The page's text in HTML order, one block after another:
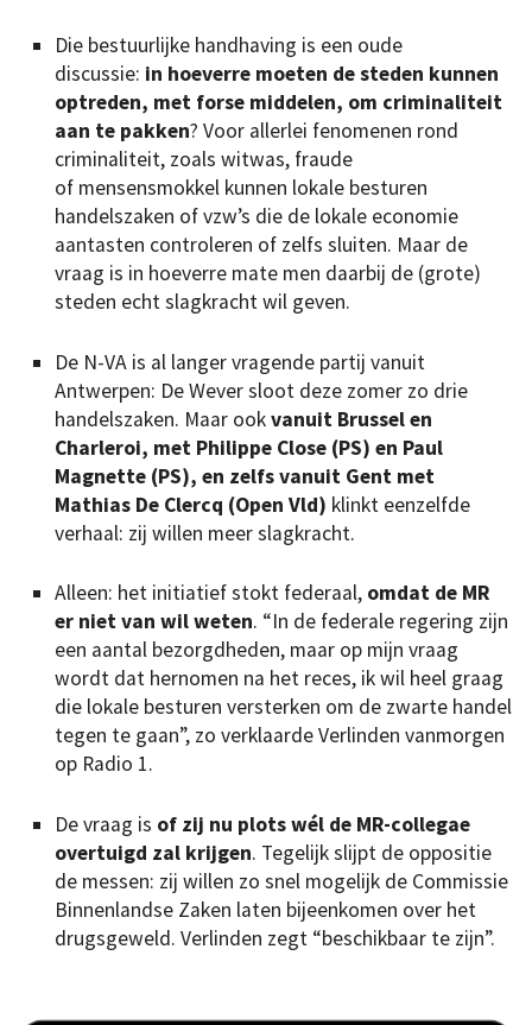
Die bestuurlijke handhaving is een oude
discussie: in hoeverre moeten de steden kunnen
optreden, met forse middelen, om criminaliteit
aan te pakken? Voor allerlei fenomenen rond
criminaliteit, zoals witwas, fraude
of mensensmokkel kunnen lokale besturen
handelszaken of vzw’s die de lokale economie
aantasten controleren of zelfs sluiten. Maar de
vraag is in hoeverre mate men daarbij de (grote)
steden echt slagkracht wil geven.
De N-VA is al langer vragende partij vanuit
Antwerpen: De Wever sloot deze zomer zo drie
handelszaken. Maar ookvanuit Brussel en
Charleroi, met Philippe Close (PS) en Paul
Magnette (PS), en zelfs vanuit Gent met
Mathias De Clercq (Open Vld) klinkt eenzelfde
verhaal: zij willen meer slagkracht.
Alleen: het initiatief stokt federaal, omdat de MR
er niet van wil weten. “In de federale regering zijn
een aantal bezorgdheden, maar op mijn vraag
wordt dat hernomen na het reces, ik wil heel graag
die lokale besturen versterken om de zwarte handel
tegen te gaan”, zo verklaarde Verlinden vanmorgen
op Radio 1.
De vraag is of zij nu plots wél de MR-collegae
overtuigd zal krijgen. Tegelijk slijpt de oppositie
de messen: zij willen zo snel mogelijk de Commissie
Binnenlandse Zaken laten bijeenkomen over het
drugsgeweld. Verlinden zegt “beschikbaar te zijn”.